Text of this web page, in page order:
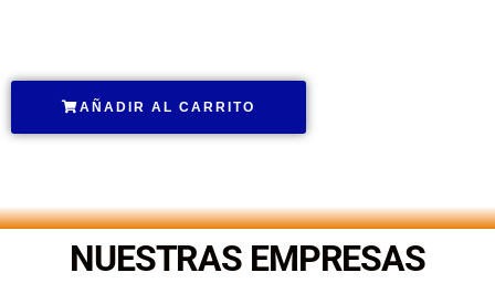
AÑADIR AL CARRITO
NUESTRAS EMPRESAS